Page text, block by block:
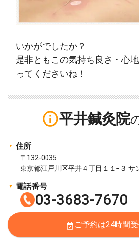
いかがでしたか？
是非ともこの気持ち良さ・心
ってくださいね！
info_outline平井鍼灸院
住所
〒132-0035
東京都江戸川区平井４丁目１１−３ サ
電話番号
03-3683-7670
event_available ご予約は24時間